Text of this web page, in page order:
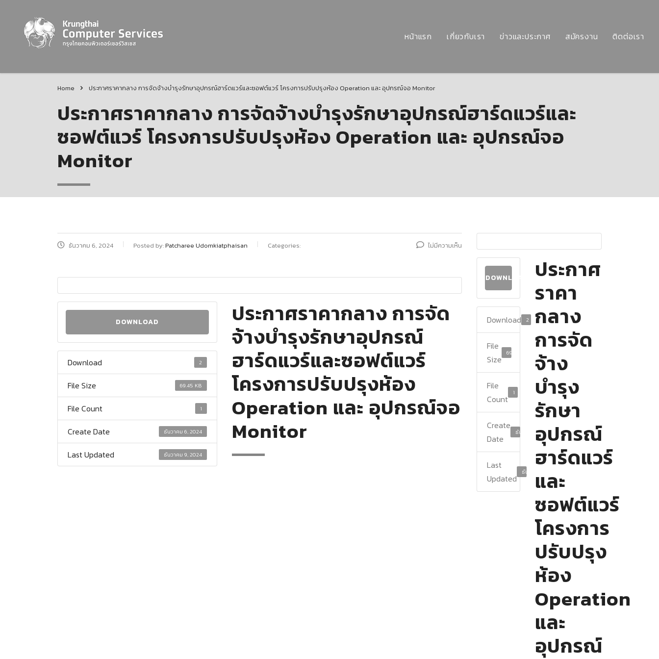
หน้าแรก เกี่ยวกับเรา ข่าวและประกาศ สมัครงาน ติดต่อเรา
Home ประกาศราคากลาง การจัดจ้างบำรุงรักษาอุปกรณ์ฮาร์ดแวร์และซอฟต์แวร์ โครงการปรับปรุงห้อง Operation และ อุปกรณ์จอ Monitor
ประกาศราคากลาง การจัดจ้างบำรุงรักษาอุปกรณ์ฮาร์ดแวร์และ
ซอฟต์แวร์ โครงการปรับปรุงห้อง Operation และ อุปกรณ์จอ
Monitor
ธันวาคม 6, 2024 Posted by:Patcharee Udomkiatphaisan Categories: ไม่มีความเห็น
DOWNLOAD
Download 2
File Size 69.45 KB
File Count 1
Create Date ธันวาคม 6, 2024
Last Updated ธันวาคม 9, 2024
ประกาศราคากลาง การจัด
จ้างบำรุงรักษาอุปกรณ์
ฮาร์ดแวร์และซอฟต์แวร์
โครงการปรับปรุงห้อง
Operation และ อุปกรณ์จอ
Monitor
DOWNLOAD
Download 2
File
Size
69.45 KB
File
Count
1
Create
Date
ธันวาคม 6, 2024
Last
Updated
ธันวาคม 9, 2024
ประกาศ
ราคา
กลาง
การจัด
จ้าง
บำรุง
รักษา
อุปกรณ์
ฮาร์ดแวร์
และ
ซอฟต์แวร์
โครงการ
ปรับปรุง
ห้อง
Operation
และ
อุปกรณ์